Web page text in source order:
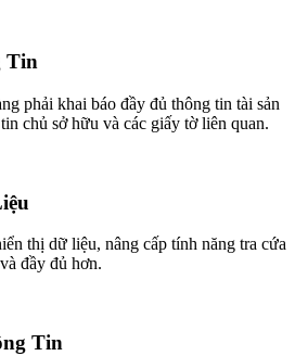
Tin
phải khai báo đầy đủ thông tin tài sản
chủ sở hữu và các giấy tờ liên quan.
thị dữ liệu, nâng cấp tính năng tra cứa
đầy đủ hơn.
Tin